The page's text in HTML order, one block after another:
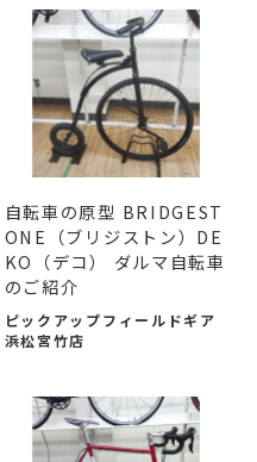
自転車の原型 BRIDGEST
ONE（ブリジストン）DE
KO（デコ） ダルマ自転車
のご紹介
ピックアップフィールドギア
浜松宮竹店